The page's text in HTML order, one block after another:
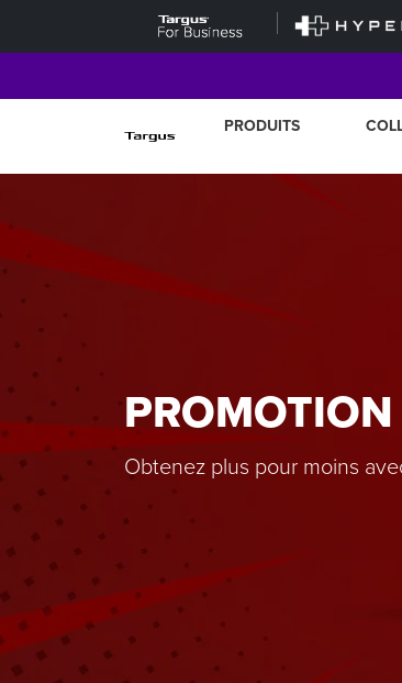
PRODUITS
PROMOTION
Obtenez plus pour moins